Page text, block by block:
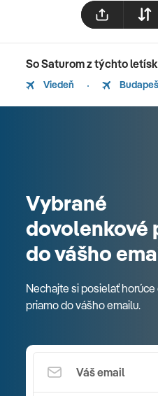
So Saturom z týchto letísk
Viedeň
Vybrané
dovolenkové
do vášho
Nechajte si posielať
priamo do vášho emailu.